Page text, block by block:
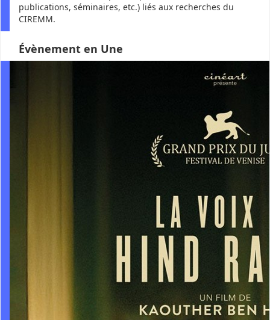
publications, séminaires, etc.) liés aux recherches du
CIREMM.
Évènement en Une